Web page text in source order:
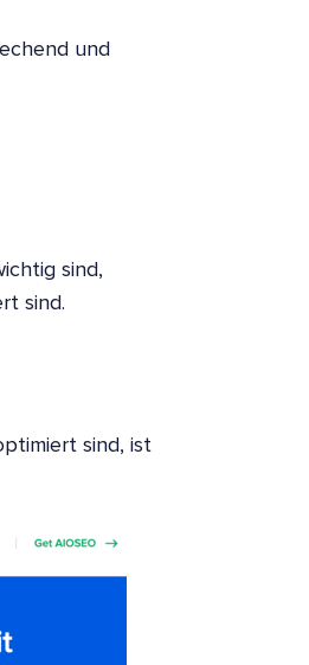
und
sind,
sind.
sind, ist